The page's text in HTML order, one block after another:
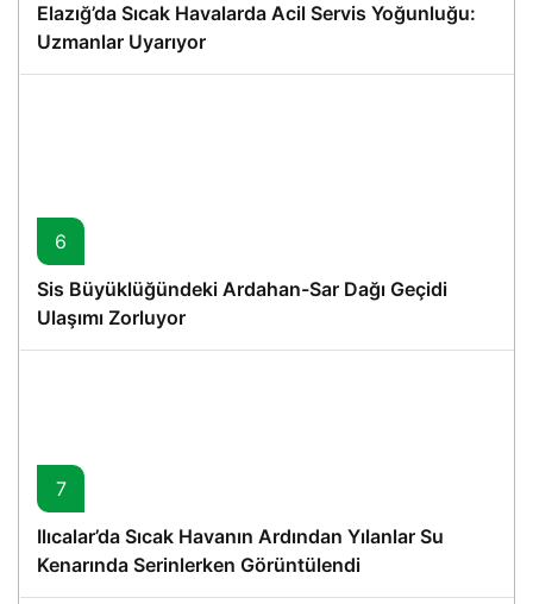
Elazığ’da Sıcak Havalarda Acil Servis Yoğunluğu:
Uzmanlar Uyarıyor
6
Sis Büyüklüğündeki Ardahan-Sar Dağı Geçidi
Ulaşımı Zorluyor
7
Ilıcalar’da Sıcak Havanın Ardından Yılanlar Su
Kenarında Serinlerken Görüntülendi